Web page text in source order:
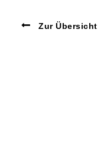
Zur Übersicht